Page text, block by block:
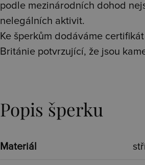
podle mezinárodních dohod
nelegálních aktivit.
Ke šperkům dodáváme
Británie potvrzující, že jsou
Popis šperku
Materiál